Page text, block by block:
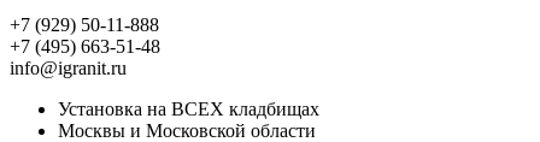
+7 (929) 50-11-888
+7 (495) 663-51-48
info@igranit.ru
Установка на ВСЕХ кладбищах
Москвы и Московской области